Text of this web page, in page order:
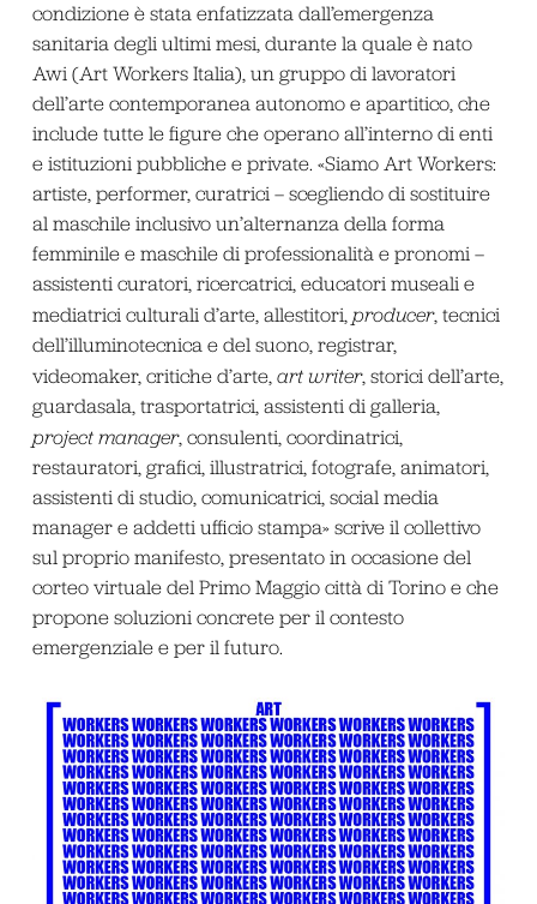
condizione è stata enfatizzata dall’emergenza
sanitaria degli ultimi mesi, durante la quale è nato
Awi (Art Workers Italia), un gruppo di lavoratori
dell’arte contemporanea autonomo e apartitico, che
include tutte le figure che operano all’interno di enti
e istituzioni pubbliche e private. «Siamo Art Workers:
artiste, performer, curatrici – scegliendo di sostituire
al maschile inclusivo un’alternanza della forma
femminile e maschile di professionalità e pronomi –
assistenti curatori, ricercatrici, educatori museali e
mediatrici culturali d’arte, allestitori, producer, tecnici
dell’illuminotecnica e del suono, registrar,
videomaker, critiche d’arte, art writer, storici dell’arte,
guardasala, trasportatrici, assistenti di galleria,
project manager, consulenti, coordinatrici,
restauratori, grafici, illustratrici, fotografe, animatori,
assistenti di studio, comunicatrici, social media
manager e addetti ufficio stampa» scrive il collettivo
sul proprio manifesto, presentato in occasione del
corteo virtuale del Primo Maggio città di Torino e che
propone soluzioni concrete per il contesto
emergenziale e per il futuro.